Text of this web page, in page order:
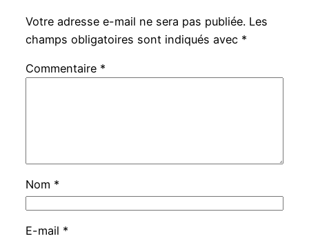
Votre adresse e-mail ne sera pas publiée. Les
champs obligatoires sont indiqués avec *
Commentaire *
Nom *
E-mail *